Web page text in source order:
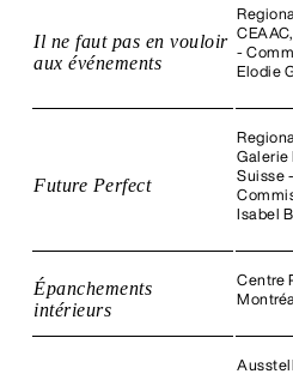
Il ne faut pas en vouloir
aux événements
-
Elodie
Future Perfect
Galerie
Suisse -
Isabel
Épanchements
intérieurs
Centre